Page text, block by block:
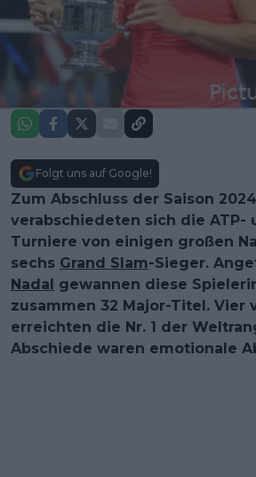
Folgt uns auf Google!
Zum Abschluss der Saison 2024
verabschiedeten sich die ATP-
Turniere von einigen großen
sechs Grand Slam-Sieger.
Nadal
gewannen diese
zusammen 32 Major-Titel. Vier
erreichten die Nr. 1 der
Abschiede waren emotionale